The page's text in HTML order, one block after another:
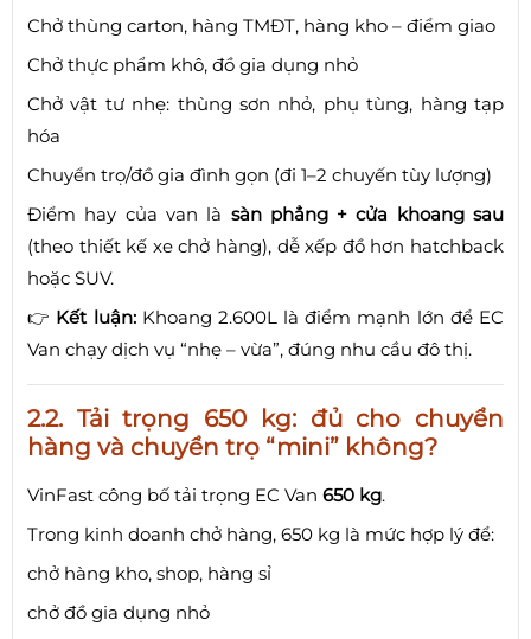
Chở thùng carton, hàng TMĐT, hàng kho – điểm giao
Chở thực phẩm khô, đồ gia dụng nhỏ
Chở vật tư nhẹ: thùng sơn nhỏ, phụ tùng, hàng tạp
hóa
Chuyển trọ/đồ gia đình gọn (đi 1–2 chuyến tùy lượng)
Điểm hay của van là sàn phẳng + cửa khoang sau
(theo thiết kế xe chở hàng), dễ xếp đồ hơn hatchback
hoặc SUV.
👉 Kết luận:Khoang 2.600L là điểm mạnh lớn để EC
Van chạy dịch vụ “nhẹ – vừa”, đúng nhu cầu đô thị.
2.2. Tải trọng 650 kg: đủ cho chuyển
hàng và chuyển trọ “mini” không?
VinFast công bố tải trọng EC Van 650 kg.
Trong kinh doanh chở hàng, 650 kg là mức hợp lý để:
chở hàng kho, shop, hàng sỉ
chở đồ gia dụng nhỏ